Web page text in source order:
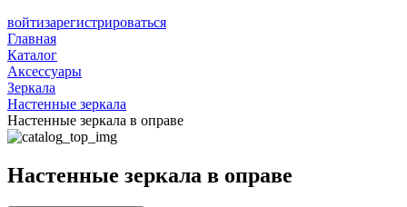
войтизарегистрироваться
Главная
Каталог
Аксессуары
Зеркала
Настенные зеркала
Настенные зеркала в оправе
Настенные зеркала в оправе